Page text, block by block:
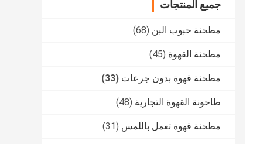
جميع المنتجات
مطحنة حبوب البن (68)
مطحنة القهوة (45)
مطحنة قهوة بدون جرعات (33)
طاحونة القهوة التجارية (48)
مطحنة قهوة تعمل باللمس (31)